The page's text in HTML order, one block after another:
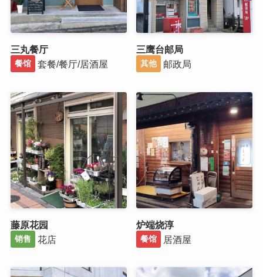
三丸餐厅
餐馆 套餐/餐厅/居酒屋
三鹰台邮局
其他 邮政局
藤原花园
销售 花店
炉端烧淳
餐馆 居酒屋